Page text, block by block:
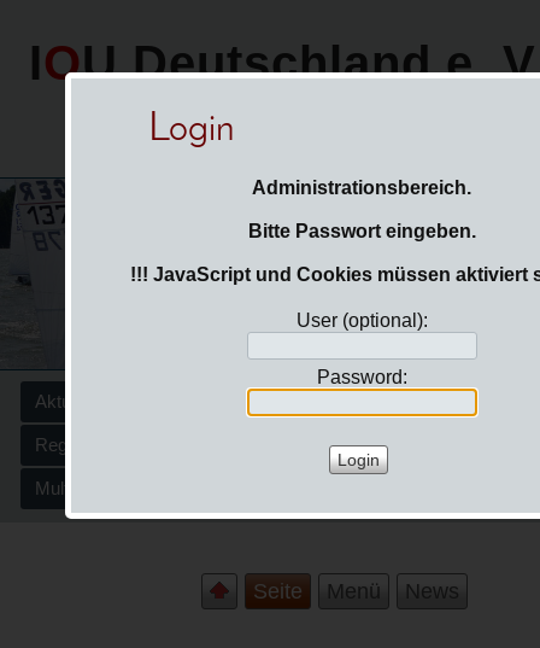
IOU Deutschland e.
Aktuelles
Regattakalender Probesegeln/Promoboot
Multimedia
Seite Menü News
Login
Administrationsbereich.
Bitte Passwort eingeben.
!!! JavaScript und Cookies müssen aktiviert
User (optional):
Password: